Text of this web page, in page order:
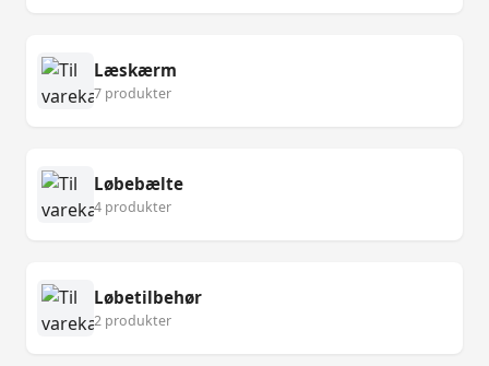
Læskærm
7 produkter
Løbebælte
4 produkter
Løbetilbehør
2 produkter